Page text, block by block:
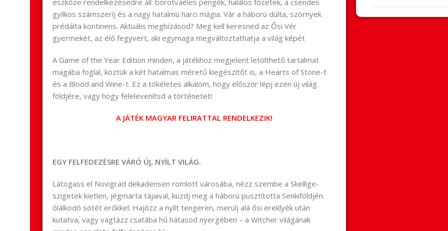
eszköze rendelkezésedre áll: borotvaéles pengék, halálos főzetek, a csendes
gyilkos számszeríj és a nagy hatalmú harci mágia. Vár a háború dúlta, szörnyek
prédálta kontinens. Aktuális megbízásod? Meg kell keresned az Ősi Vér
gyermekét, az élő fegyvert, aki egymaga megváltoztathatja a világ képét
A Game of the Year Edition minden, a játékhoz megjelent letölthető tartalmat
magába foglal, köztük a két hatalmas méretű kiegészítőt is, a Hearts of Stone-t
és a Blood and Wine-t. Ez a tökéletes alkalom, hogy először lépj ezen új világ
földjére, vagy hogy felelevenítsd a történetet!
A JÁTÉK MAGYAR FELIRATTAL RENDELKEZIK!
EGY FELFEDEZÉSRE VÁRÓ ÚJ, NYÍLT VILÁG.
Látogass el Novigrad dekadensen romlott városába, nézz szembe a Skellige-
szigetek kietlen, jégmarta tájaival, küzdj meg a háború pusztította Senkiföldjén
ólálkodó sötét erőkkel. Hajózz a nyílt tengeren, merülj alá ősi ereklyék után
kutatva, vagy vágtázz csatába hű hátasod nyergében – a Witcher világának